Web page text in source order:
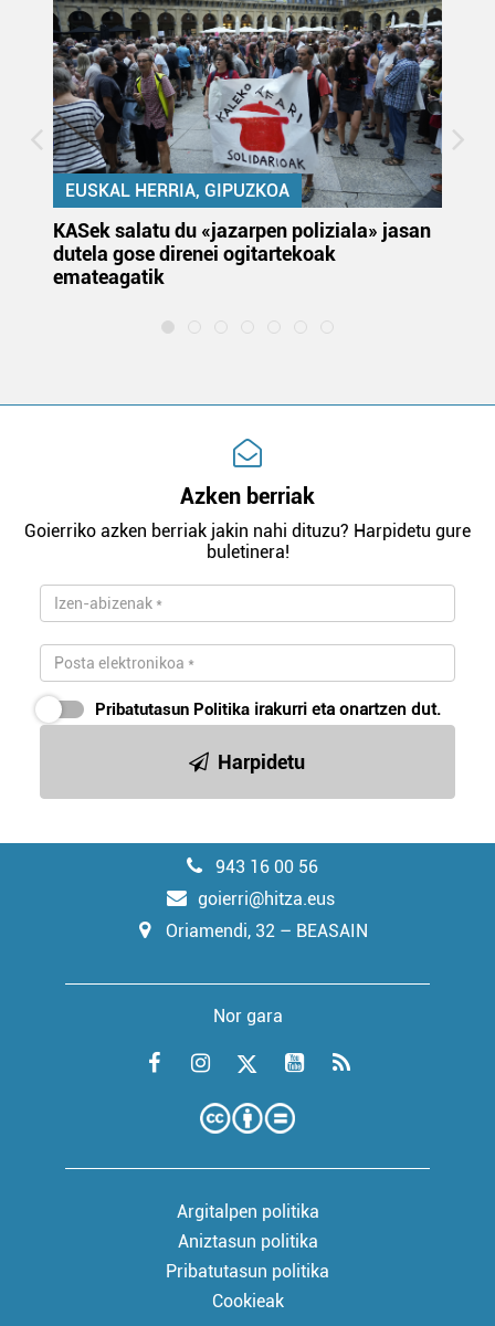
EUSKAL HERRIA, GIPUZKOA
KASek salatu du «jazarpen poliziala» jasan
dutela gose direnei ogitartekoak
emateagatik
Azken berriak
Goierriko azken berriak jakin nahi dituzu? Harpidetu gure
buletinera!
Pribatutasun Politika irakurri eta onartzen dut.
Harpidetu
943 16 00 56
goierri@hitza.eus
Oriamendi, 32 – BEASAIN
Nor gara
Argitalpen politika
Aniztasun politika
Pribatutasun politika
Cookieak